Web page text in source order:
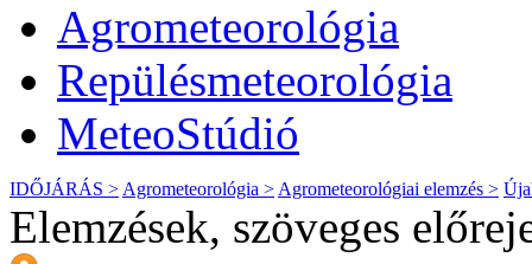
Agrometeorológia
Repülésmeteorológia
MeteoStúdió
IDŐJÁRÁS > Agrometeorológia > Agrometeorológiai elemzés >
Elemzések, szöveges